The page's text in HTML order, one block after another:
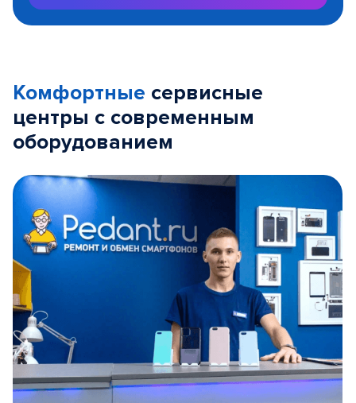
Комфортные сервисные
центры с современным
оборудованием